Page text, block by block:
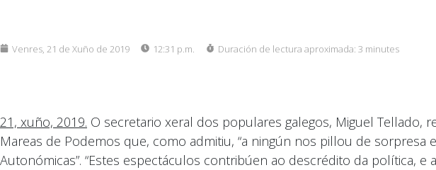
Venres, 21 de Xuño de 2019 12:31 p.m. Duración de lectura aproximada: 3 minutes
21, xuño, 2019. O secretario xeral dos populares galegos, Miguel
Mareas de Podemos que, como admitiu, “a ningún nos pillou de sorpresa
Autonómicas”. “Estes espectáculos contribúen ao descrédito da política, e